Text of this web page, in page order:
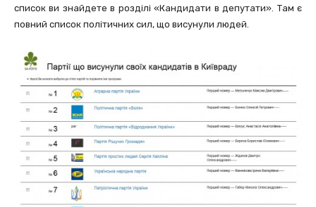
список ви знайдете в розділі «Кандидати в депутати». Там є
повний список політичних сил, що висунули людей.